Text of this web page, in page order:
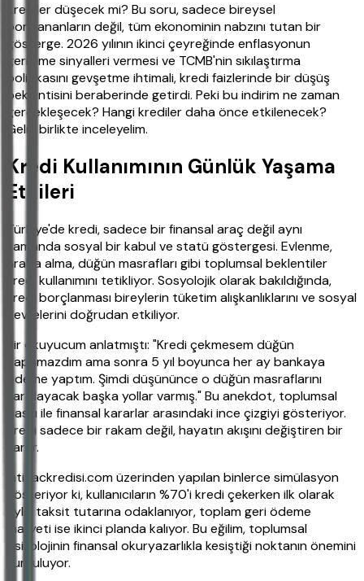
Krediler düşecek mi? Bu soru, sadece bireysel
borçlananların değil, tüm ekonominin nabzını tutan bir
gösterge. 2026 yılının ikinci çeyreğinde enflasyonun
gerileme sinyalleri vermesi ve TCMB'nin sıkılaştırma
politikasını gevşetme ihtimali, kredi faizlerinde bir düşüş
beklentisini beraberinde getirdi. Peki bu indirim ne zaman
gerçekleşecek? Hangi krediler daha önce etkilenecek?
Gelin birlikte inceleyelim.
Kredi Kullanımının Günlük Yaşama
Etkileri
Türkiye'de kredi, sadece bir finansal araç değil aynı
zamanda sosyal bir kabul ve statü göstergesi. Evlenme,
araba alma, düğün masrafları gibi toplumsal beklentiler
kredi kullanımını tetikliyor. Sosyolojik olarak bakıldığında,
kredi borçlanması bireylerin tüketim alışkanlıklarını ve sosyal
çevrelerini doğrudan etkiliyor.
Bir okuyucum anlatmıştı: "Kredi çekmesem düğün
yapamazdım ama sonra 5 yıl boyunca her ay bankaya
ödeme yaptım. Şimdi düşününce o düğün masraflarını
karşılayacak başka yollar varmış." Bu anekdot, toplumsal
baskı ile finansal kararlar arasındaki ince çizgiyi gösteriyor.
Kredi sadece bir rakam değil, hayatın akışını değiştiren bir
karar.
ihtiyackredisi.com üzerinden yapılan binlerce simülasyon
gösteriyor ki, kullanıcıların %70'i kredi çekerken ilk olarak
aylık taksit tutarına odaklanıyor, toplam geri ödeme
maliyeti ise ikinci planda kalıyor. Bu eğilim, toplumsal
psikolojinin finansal okuryazarlıkla kesiştiği noktanın önemini
vurguluyor.